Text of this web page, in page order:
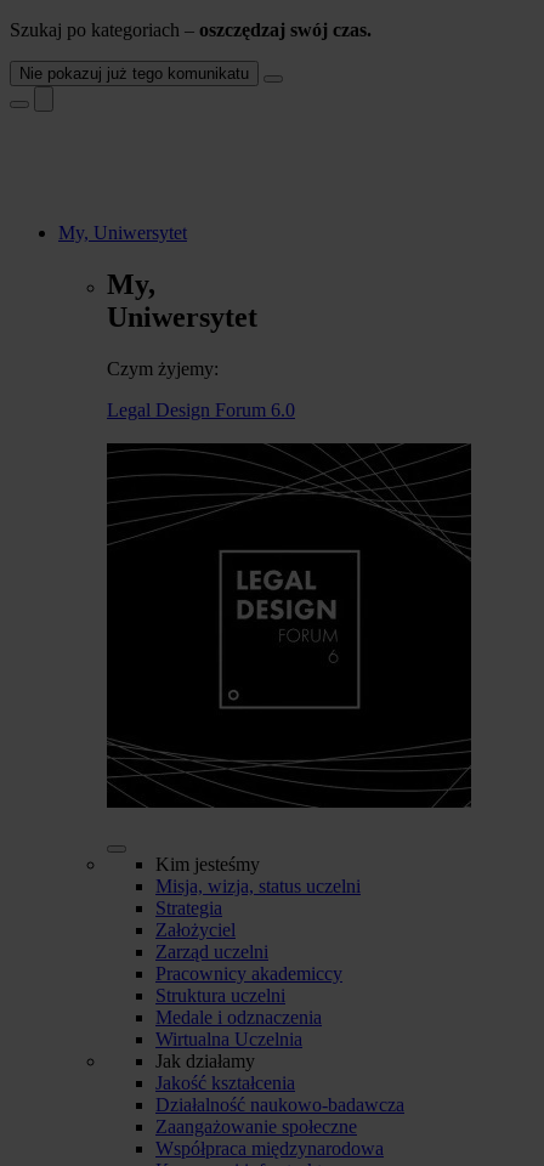
Szukaj po kategoriach – oszczędzaj swój czas.
Nie pokazuj już tego komunikatu
My, Uniwersytet
My,
Uniwersytet
Czym żyjemy:
Legal Design Forum 6.0
Kim jesteśmy
Misja, wizja, status uczelni
Strategia
Założyciel
Zarząd uczelni
Pracownicy akademiccy
Struktura uczelni
Medale i odznaczenia
Wirtualna Uczelnia
Jak działamy
Jakość kształcenia
Działalność naukowo-badawcza
Zaangażowanie społeczne
Współpraca międzynarodowa